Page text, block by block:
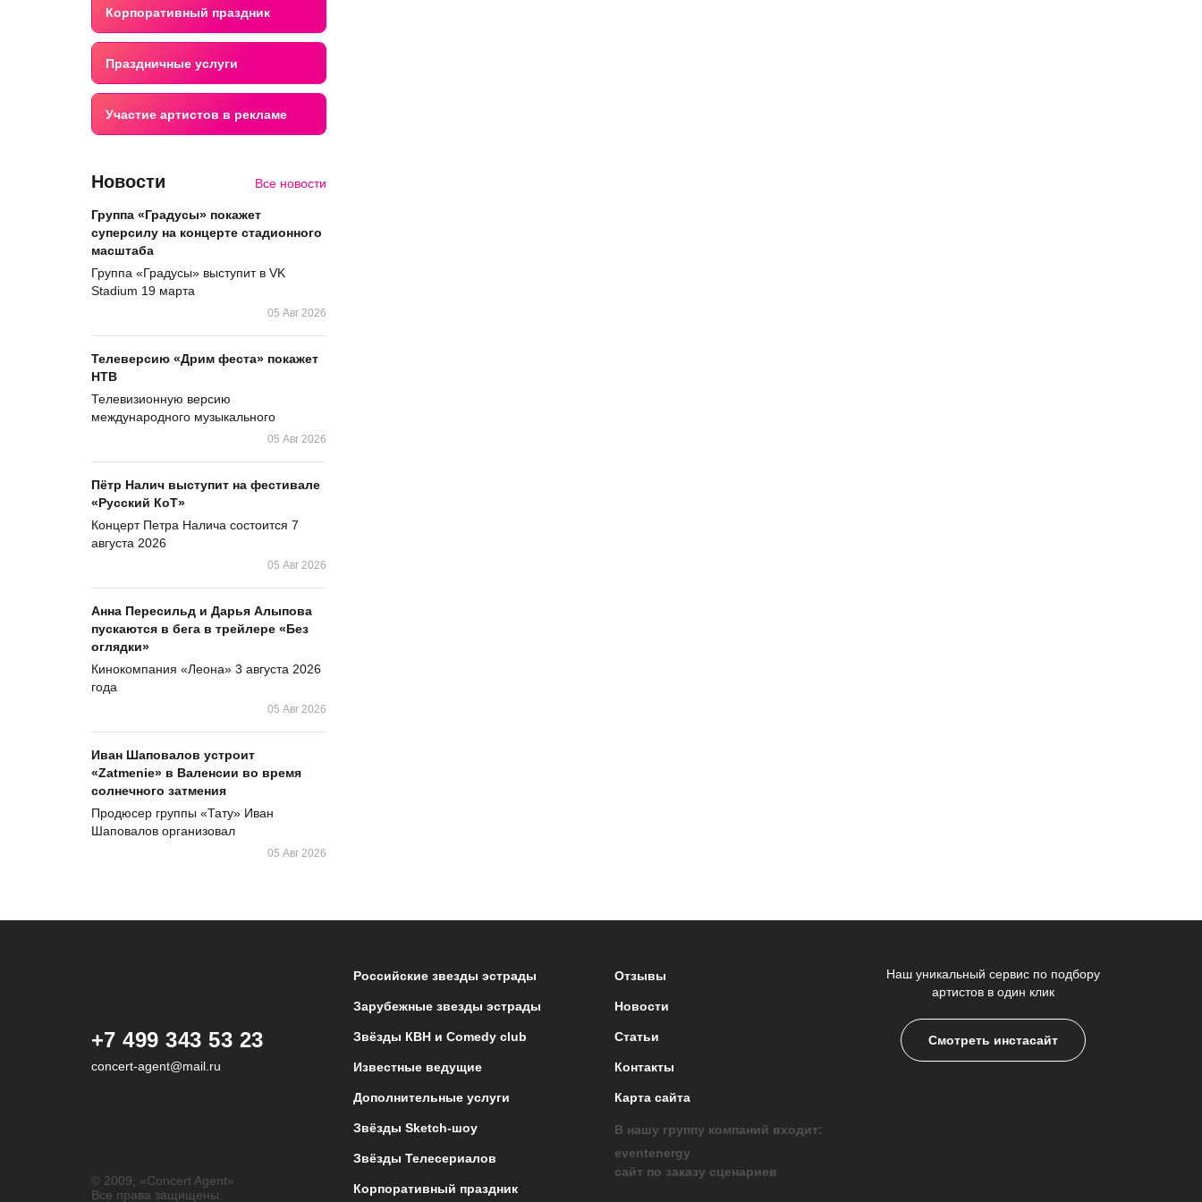
Корпоративный праздник
Праздничные услуги
Участие артистов в рекламе
Новости Все новости
Группа «Градусы» покажет
суперсилу на концерте стадионного
масштаба
Группа «Градусы» выступит в VK
Stadium 19 марта
05 Авг 2026
Телеверсию «Дрим феста» покажет
НТВ
Телевизионную версию
международного музыкального
05 Авг 2026
Пётр Налич выступит на фестивале
«Русский КоТ»
Концерт Петра Налича состоится 7
августа 2026
05 Авг 2026
Анна Пересильд и Дарья Алыпова
пускаются в бега в трейлере «Без
оглядки»
Кинокомпания «Леона» 3 августа 2026
года
05 Авг 2026
Иван Шаповалов устроит
«Zatmenie» в Валенсии во время
солнечного затмения
Продюсер группы «Тату» Иван
Шаповалов организовал
05 Авг 2026
+7 499 343 53 23
concert-agent@mail.ru
© 2009, «Concert Agent».
Все права защищены.
Российские звезды эстрады
Зарубежные звезды эстрады
Звёзды КВН и Comedy club
Известные ведущие
Дополнительные услуги
Звёзды Sketch-шоу
Звёзды Телесериалов
Корпоративный праздник
Отзывы
Новости
Статьи
Контакты
Карта сайта
Наш уникальный сервис по подбору
артистов в один клик
Смотреть инстасайт
В нашу группу компаний входит:
eventenergy
сайт по заказу сценариев